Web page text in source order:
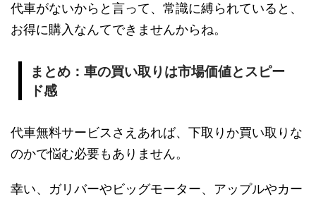
代車がないからと言って、常識に縛られていると、
お得に購入なんてできませんからね。
まとめ：車の買い取りは市場価値とスピー
ド感
代車無料サービスさえあれば、下取りか買い取りな
のかで悩む必要もありません。
幸い、ガリバーやビッグモーター、アップルやカー